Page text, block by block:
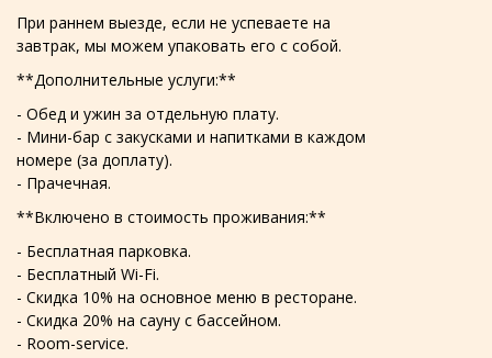
При раннем выезде, если не успеваете на
завтрак, мы можем упаковать его с собой.
**Дополнительные услуги:**
- Обед и ужин за отдельную плату.
- Мини-бар с закусками и напитками в каждом
номере (за доплату).
- Прачечная.
**Включено в стоимость проживания:**
- Бесплатная парковка.
- Бесплатный Wi-Fi.
- Скидка 10% на основное меню в ресторане.
- Скидка 20% на сауну с бассейном.
- Room-service.